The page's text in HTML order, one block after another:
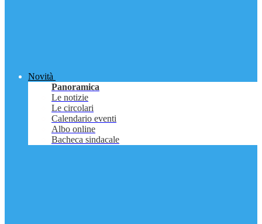
Novità
Panoramica
Le notizie
Le circolari
Calendario eventi
Albo online
Bacheca sindacale